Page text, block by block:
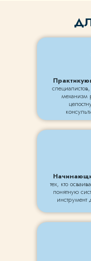
тех, кто
понятную
инструмент
механизм